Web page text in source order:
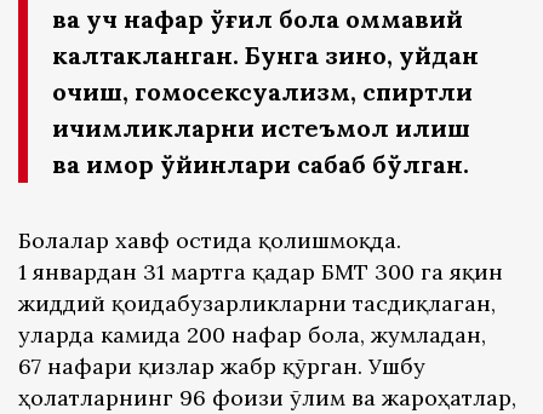
ва уч нафар ўғил бола оммавий
калтакланган. Бунга зино, уйдан
қочиш, гомосексуализм, спиртли
ичимликларни истеъмол қилиш
ва қимор ўйинлари сабаб бўлган.
Болалар хавф остида қолишмоқда.
1 январдан 31 мартга қадар БМТ 300 га яқин
жиддий қоидабузарликларни тасдиқлаган,
уларда камида 200 нафар бола, жумладан,
67 нафари қизлар жабр қўрган. Ушбу
ҳолатларнинг 96 фоизи ўлим ва жароҳатлар,